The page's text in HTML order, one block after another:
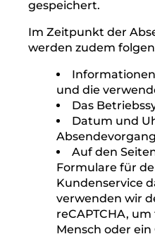
Online-
und E-
1. Beschreibung und
Datenverarbeitung
Auf unserer
den Online-
welche für die
Kontaktaufnahme
Nimmt ein Nutzer
werden die in der
eingegeben Daten
gespeichert.